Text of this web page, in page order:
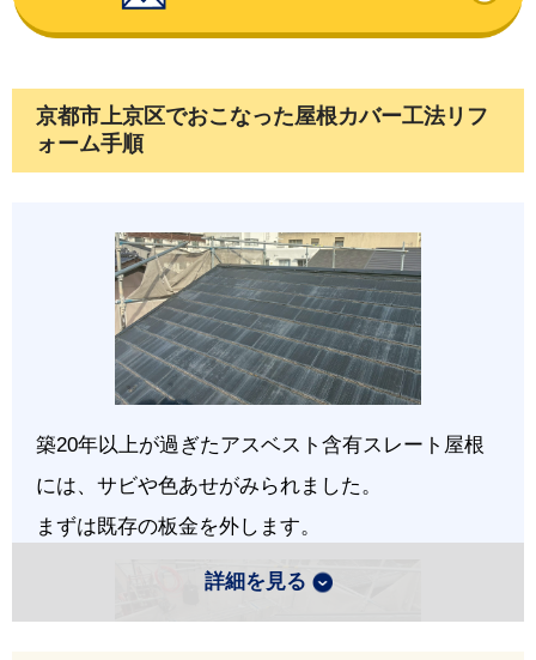
京都市上京区でおこなった屋根カバー工法リフ
ォーム手順
築20年以上が過ぎたアスベスト含有スレート屋根
には、サビや色あせがみられました。
まずは既存の板金を外します。
詳細を見る